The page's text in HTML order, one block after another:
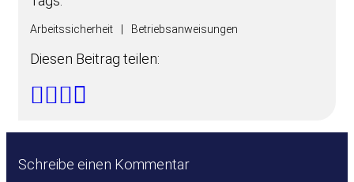
Arbeitssicherheit Betriebsanweisungen
Diesen Beitrag teilen:
Schreibe einen Kommentar